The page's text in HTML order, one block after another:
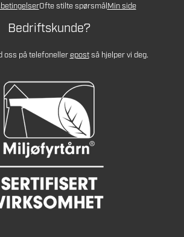
Ofte stilte spørsmålMin side
Bedriftskunde?
oss på telefonellerepostså hjelper vi deg.